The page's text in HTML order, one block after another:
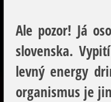
Ale pozor! Já
slovenska.
levný energy
organismus je